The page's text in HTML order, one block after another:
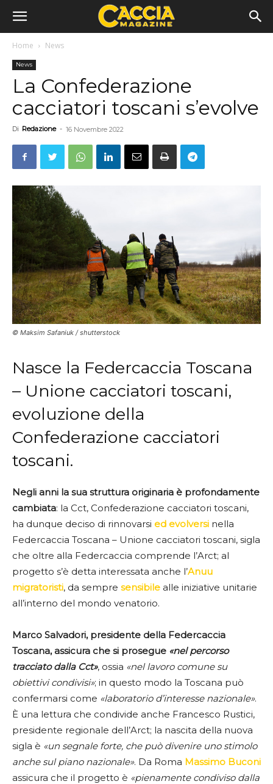
Home News
News
La Confederazione
cacciatori toscani s’evolve
Di Redazione - 16 Novembre 2022
© Maksim Safaniuk / shutterstock
Nasce la Federcaccia Toscana
– Unione cacciatori toscani,
evoluzione della
Confederazione cacciatori
toscani.
Negli anni la sua struttura originaria è profondamente
cambiata: la Cct, Confederazione cacciatori toscani,
ha dunque deciso di rinnovarsi ed evolversi nella
Federcaccia Toscana – Unione cacciatori toscani, sigla
che oltre alla Federcaccia comprende l’Arct; al
progetto s’è detta interessata anche l’Anuu
migratoristi, da sempre sensibile alle iniziative unitarie
all’interno del mondo venatorio.
Marco Salvadori, presidente della Federcaccia
Toscana, assicura che si prosegue «nel percorso
tracciato dalla Cct», ossia «nel lavoro comune su
obiettivi condivisi»; in questo modo la Toscana può
confermarsi come «laboratorio d’interesse nazionale».
È una lettura che condivide anche Francesco Rustici,
presidente regionale dell’Arct; la nascita della nuova
sigla è «un segnale forte, che può divenire uno stimolo
anche sul piano nazionale». Da Roma Massimo Buconi
assicura che il progetto è «pienamente condiviso dalla